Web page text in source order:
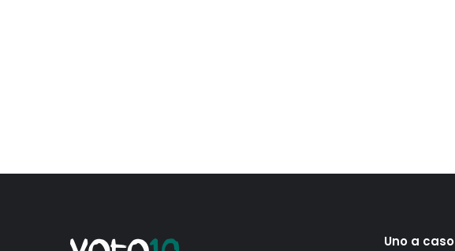
Uno a caso